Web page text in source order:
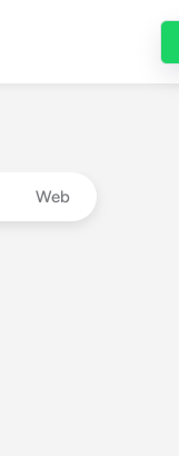
Web